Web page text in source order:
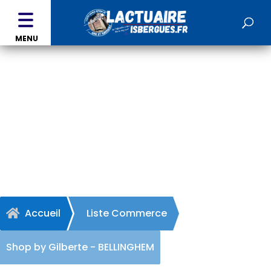
MENU
 Accueil Liste Commerce
Shop by Gilberte - BELLINGHEM